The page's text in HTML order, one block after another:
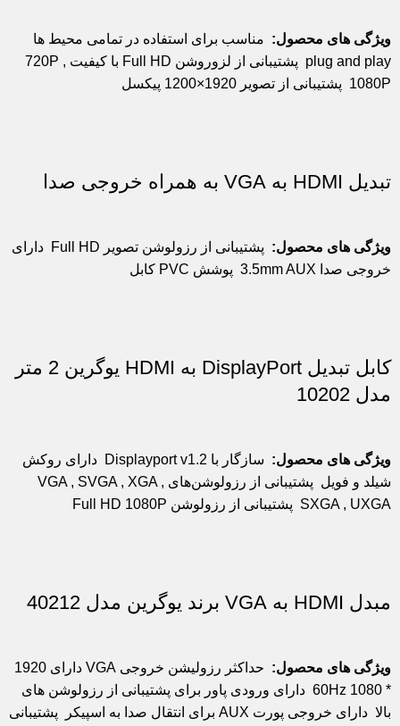
ویژگی های محصول: مناسب برای استفاده در تمامی محیط ها
plug and play
پشتیبانی از لزوروشن Full HD با کیفیت 720P ,
1080P پشتیبانی از تصویر 1920×1200 پیکسل
تبدیل HDMI به VGA به همراه خروجی صدا
ویژگی های محصول: پشتیبانی از رزولوشن تصویر Full HD
دارای
خروجی صدا 3.5mm AUX
پوشش PVC کابل
کابل تبدیل DisplayPort به HDMI یوگرین 2 متر
مدل 10202
ویژگی های محصول: سازگار با Displayport v1.2
دارای روکش
شیلد و فویل
پشتیبانی از رزولوشن‌های VGA , SVGA , XGA ,
SXGA , UXGA پشتیبانی از رزولوشن‌ Full HD 1080P
مبدل HDMI به VGA برند یوگرین مدل 40212
ویژگی های محصول:
حداکثر رزولیشن خروجی VGA دارای 1920
* 1080 60Hz
دارای ورودی پاور برای پشتیبانی از رزولوشن های
بالا دارای خروجی پورت AUX برای انتقال صدا به اسپیکر پشتیبانی